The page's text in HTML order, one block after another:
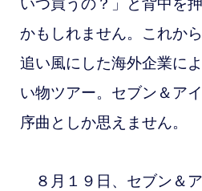
いつ買うの？」と背中を
かもしれません。これか
追い風にした海外企業に
い物ツアー。セブン＆ア
序曲としか思えません。
８月１９日、セブン＆